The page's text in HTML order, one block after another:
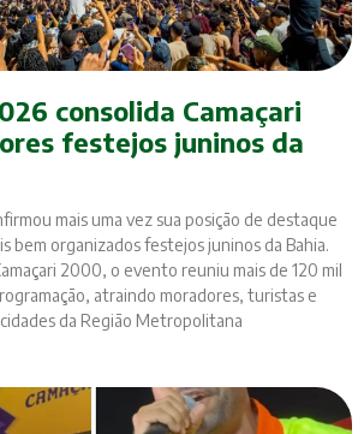
consolida Camaçari
festejos juninos da
mais uma vez sua posição de destaque
bem organizados festejos juninos da Bahia.
2000, o evento reuniu mais de 120 mil
atraindo moradores, turistas e
da Região Metropolitana